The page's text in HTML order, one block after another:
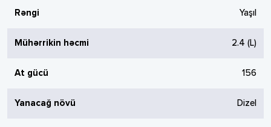
Rəngi Yaşıl
Mühərrikin həcmi 2.4 (L)
At gücü 156
Yanacağ növü Dizel